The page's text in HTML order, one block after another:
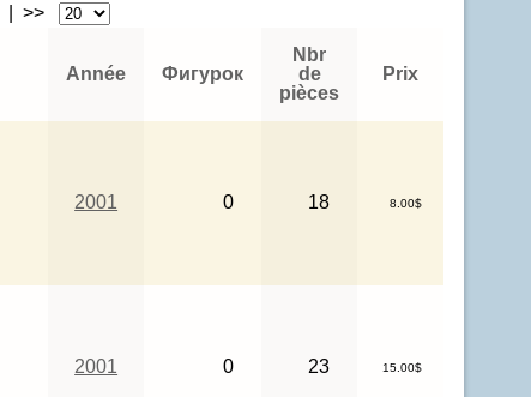
| >>
Année Фигурок
Nbr
de
pièces
Prix
2001 0 18 8.00$
2001 0 23 15.00$